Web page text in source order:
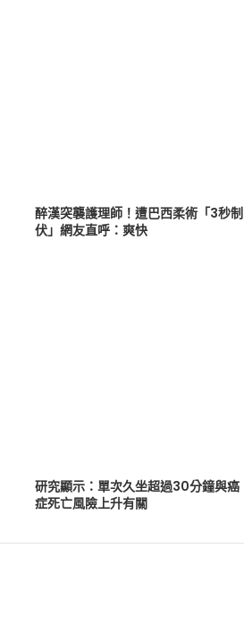
醉漢突襲護理師！遭巴西柔術「3秒制
伏」網友直呼：爽快
研究顯示：單次久坐超過30分鐘與癌
症死亡風險上升有關